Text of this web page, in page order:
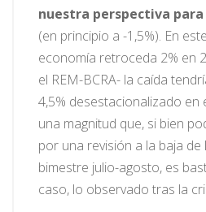
nuestra perspectiva para
(en principio a -1,5%). En
economía retroceda 2% en
el REM-BCRA- la caída
4,5% desestacionalizado en
una magnitud que, si bien
por una revisión a la baja
bimestre julio-agosto, es
caso, lo observado tras la